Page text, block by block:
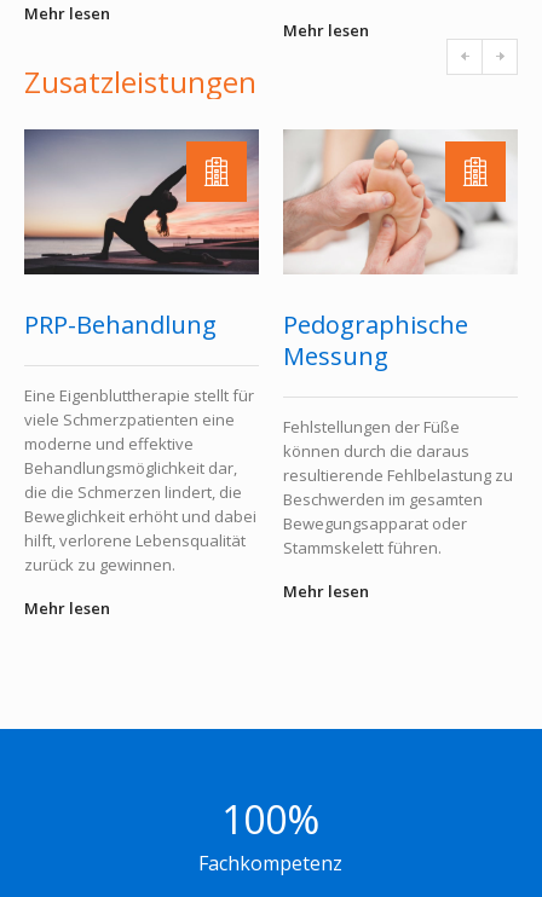
Mehr lesen
Mehr lesen
Zusatzleistungen
PRP-Behandlung
Eine Eigenbluttherapie stellt für
viele Schmerzpatienten eine
moderne und effektive
Behandlungsmöglichkeit dar,
die die Schmerzen lindert, die
Beweglichkeit erhöht und dabei
hilft, verlorene Lebensqualität
zurück zu gewinnen.
Mehr lesen
Pedographische
Messung
Fehlstellungen der Füße
können durch die daraus
resultierende Fehlbelastung zu
Beschwerden im gesamten
Bewegungsapparat oder
Stammskelett führen.
Mehr lesen
100%
Fachkompetenz